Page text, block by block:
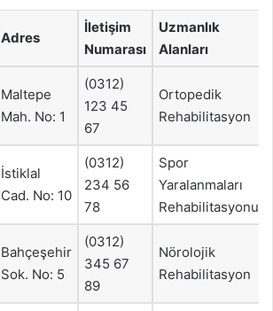
Adres
İletişim
Numarası
Uzmanlık
Alanları
Maltepe
Mah. No: 1
(0312)
123 45
67
Ortopedik
Rehabilitasyon
İstiklal
Cad. No: 10
(0312)
234 56
78
Spor
Yaralanmaları
Rehabilitasyonu
Bahçeşehir
Sok. No: 5
(0312)
345 67
89
Nörolojik
Rehabilitasyon